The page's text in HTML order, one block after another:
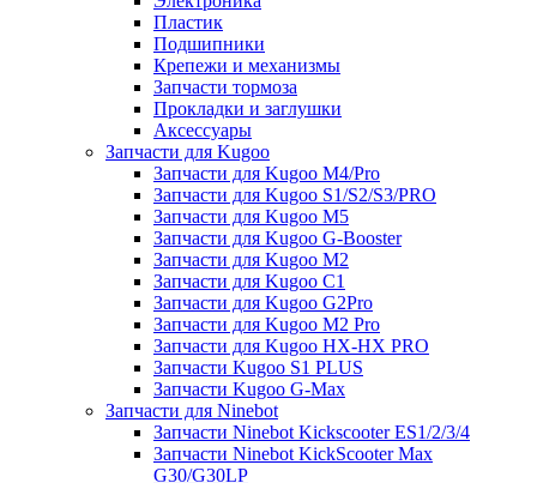
Пластик
Подшипники
Крепежи и механизмы
Запчасти тормоза
Прокладки и заглушки
Аксессуары
Запчасти для Kugoo
Запчасти для Kugoo M4/Pro
Запчасти для Kugoo S1/S2/S3/PRO
Запчасти для Kugoo M5
Запчасти для Kugoo G-Booster
Запчасти для Kugoo M2
Запчасти для Kugoo C1
Запчасти для Kugoo G2Pro
Запчасти для Kugoo M2 Pro
Запчасти для Kugoo HX-HX PRO
Запчасти Kugoo S1 PLUS
Запчасти Kugoo G-Max
Запчасти для Ninebot
Запчасти Ninebot Kickscooter ES1/2/3/4
Запчасти Ninebot KickScooter Max
G30/G30LP